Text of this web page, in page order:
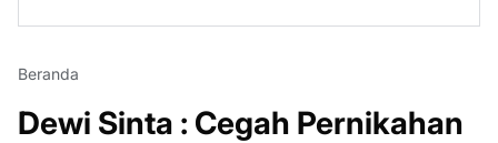
Beranda
Dewi Sinta : Cegah Pernikahan